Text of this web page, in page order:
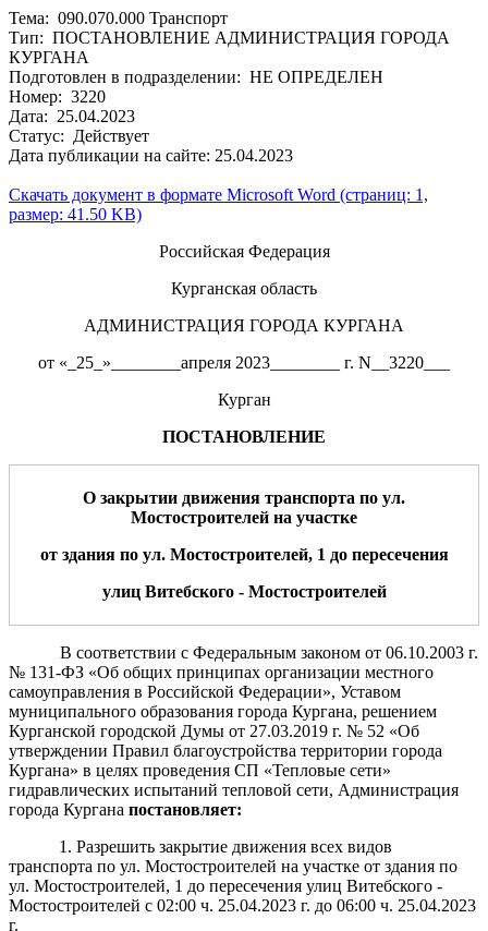
Тема: 090.070.000 Транспорт
Тип: ПОСТАНОВЛЕНИЕ АДМИНИСТРАЦИЯ ГОРОДА
КУРГАНА
Подготовлен в подразделении: НЕ ОПРЕДЕЛЕН
Номер: 3220
Дата: 25.04.2023
Статус: Действует
Дата публикации на сайте: 25.04.2023
Скачать документ в формате Microsoft Word (страниц: 1,
размер: 41.50 KB)
Российская Федерация
Курганская область
АДМИНИСТРАЦИЯ ГОРОДА КУРГАНА
от «_25_»________апреля 2023________ г. N__3220___
Курган
ПОСТАНОВЛЕНИЕ
О закрытии движения транспорта по ул.
Мостостроителей на участке
от здания поул. Мостостроителей, 1 до пересечения
улиц Витебского - Мостостроителей
В соответствии с Федеральным законом от 06.10.2003 г.
№ 131-ФЗ «Об общих принципах организации местного
самоуправления в Российской Федерации», Уставом
муниципального образования города Кургана, решением
Курганской городской Думы от 27.03.2019 г. № 52 «Об
утверждении Правил благоустройства территории города
Кургана» в целях проведения СП «Тепловые сети»
гидравлических испытаний тепловой сети, Администрация
города Кургана постановляет:
1. Разрешить закрытие движения всех видов
транспорта по ул. Мостостроителей на участке от здания по
ул. Мостостроителей, 1 до пересечения улиц Витебского -
Мостостроителей с 02:00 ч. 25.04.2023 г. до 06:00 ч. 25.04.2023
г.